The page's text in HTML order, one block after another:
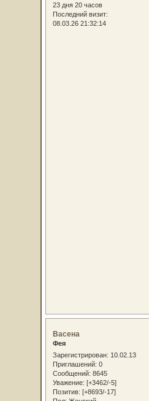
23 дня 20 часов
Последний визит:
08.03.26 21:32:14
Васена
Фея
Зарегистрирован: 10.02.13
Приглашений: 0
Сообщений: 8645
Уважение: [+3462/-5]
Позитив: [+8693/-17]